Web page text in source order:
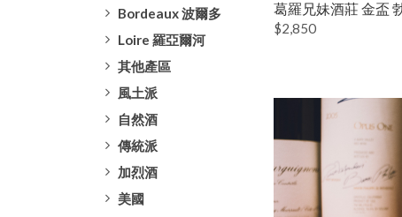
Bordeaux 波爾多
Loire 羅亞爾河
其他產區
風土派
自然酒
傳統派
加烈酒
美國
葛羅兄妹酒莊 金盃
$2,850